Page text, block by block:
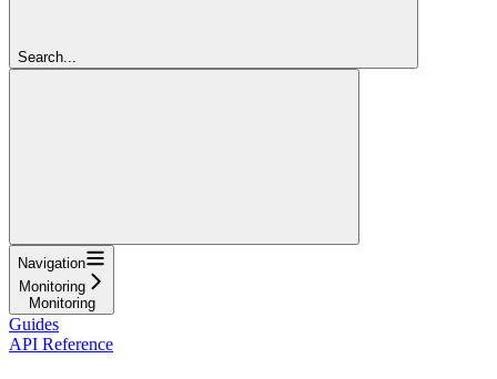
Search...
Navigation
Monitoring
Monitoring
Guides
API Reference